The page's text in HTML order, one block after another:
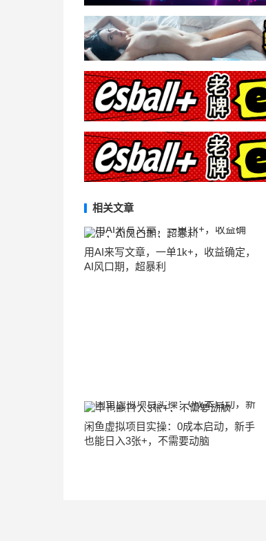
相关文章
用AI来写文章，一单1k+，收益确定，
AI风口期，超暴利
闲鱼虚拟项目实操：0成本启动，新手
也能日入3张+，不需要动脑